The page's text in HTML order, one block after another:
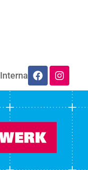
Internat